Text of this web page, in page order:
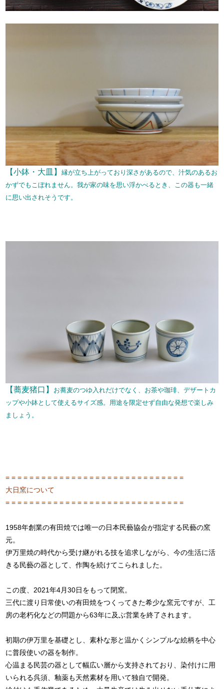
【小鉢・大皿】縁が立ち上がっており深さがあるので、汁気のあるお
かずでもこぼれません。我が家の味を思い浮かべるとき、この器も一緒
に思い出されそうです。
【蕎麦猪口】
お蕎麦のつゆ入れだけでなく、お茶や珈琲、デザートカ
ップや小鉢として使えるサイズ感。用途を限定せず自由な発想で楽しみ
ましょう。
= = = = = = = = = = = = = = = = = = = = = = = = = = = = = =
大日窯について
= = = = = = = = = = = = = = = = = = = = = = = = = = = = = =
1958年創業の有田焼では唯一の日本民藝協会が指定する民藝の窯
元。
伊万里焼の時代から受け継がれる技を追求しながら、今の生活に活
きる民藝の器として、作陶を続けてこられました。
この度、2021年4月30日をもって閉窯。
三代に渡り日常使いの有田焼をつくってきた希少な窯元ですが、工
房の老朽化などの問題から63年に及ぶ営業を終了されます。
初期の伊万里を基礎とし、素朴な形と温かくシンプルな絵柄を中心
に普段使いの器を制作。
心温まる民芸の器として幅広い層から支持されており、染付けに用
いられる呉須、釉薬も天然素材を用いて独自で開発。